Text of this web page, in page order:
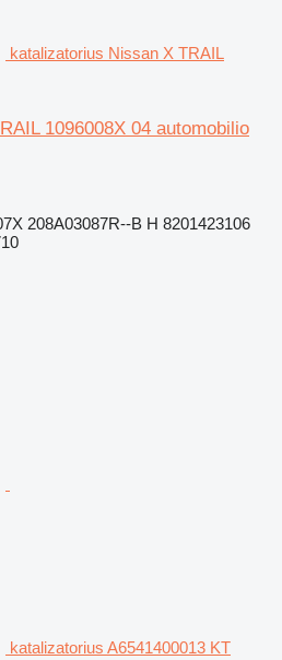
katalizatorius Nissan X TRAIL
1096008X 04 automobilio
208A03087R--B H 8201423106
katalizatorius A6541400013 KT